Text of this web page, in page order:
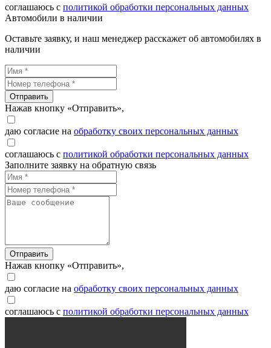
соглашаюсь с политикой обработки персональных данных
Автомобили в наличии
Оставьте заявку, и наш менеджер расскажет об автомобилях в
наличии
Отправить
Нажав кнопку «Отправить»,
даю согласие на обработку своих персональных данных
соглашаюсь с политикой обработки персональных данных
Заполните заявку на обратную связь
Отправить
Нажав кнопку «Отправить»,
даю согласие на обработку своих персональных данных
соглашаюсь с политикой обработки персональных данных